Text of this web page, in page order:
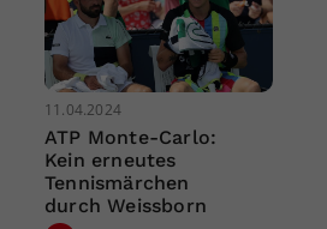
11.04.2024
ATP Monte-Carlo:
Kein erneutes
Tennismärchen
durch Weissborn